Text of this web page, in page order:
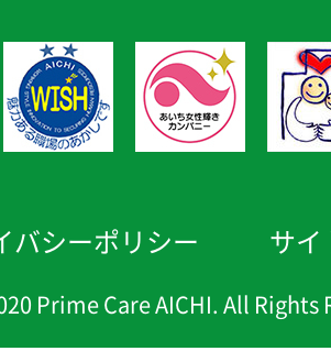
バシーポリシー サイ
Prime Care AICHI. All Rights